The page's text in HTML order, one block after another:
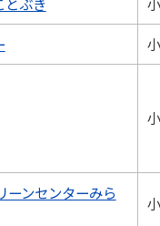
ーンセンターみら